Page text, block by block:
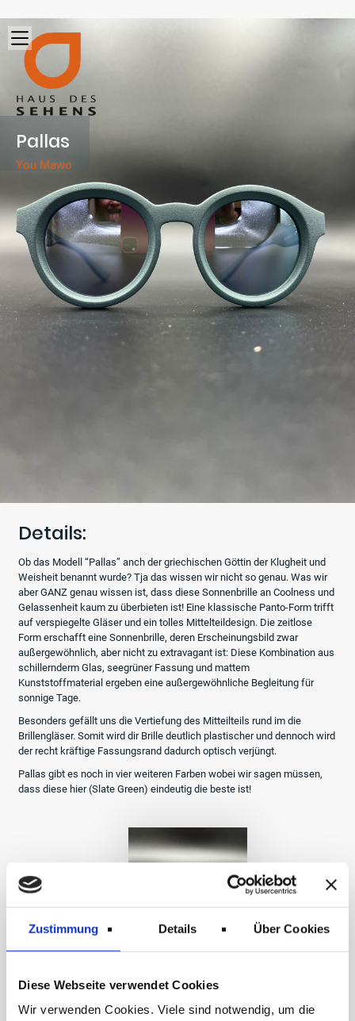
Zustimmung Details Über Cookies
Diese Webseite verwendet Cookies
Wir verwenden Cookies. Viele sind notwendig, um die
Pallas
You Mawo
Details:
Ob das Modell “Pallas” anch der griechischen Göttin der Klugheit und
Weisheit benannt wurde? Tja das wissen wir nicht so genau. Was wir
aber GANZ genau wissen ist, dass diese Sonnenbrille an Coolness und
Gelassenheit kaum zu überbieten ist! Eine klassische Panto-Form trifft
auf verspiegelte Gläser und ein tolles Mittelteildesign. Die zeitlose
Form erschafft eine Sonnenbrille, deren Erscheinungsbild zwar
außergewöhnlich, aber nicht zu extravagant ist: Diese Kombination aus
schillernderm Glas, seegrüner Fassung und mattem
Kunststoffmaterial ergeben eine außergewöhnliche Begleitung für
sonnige Tage.
Besonders gefällt uns die Vertiefung des Mitteilteils rund im die
Brillengläser. Somit wird dir Brille deutlich plastischer und dennoch wird
der recht kräftige Fassungsrand dadurch optisch verjüngt.
Pallas gibt es noch in vier weiteren Farben wobei wir sagen müssen,
dass diese hier (Slate Green) eindeutig die beste ist!